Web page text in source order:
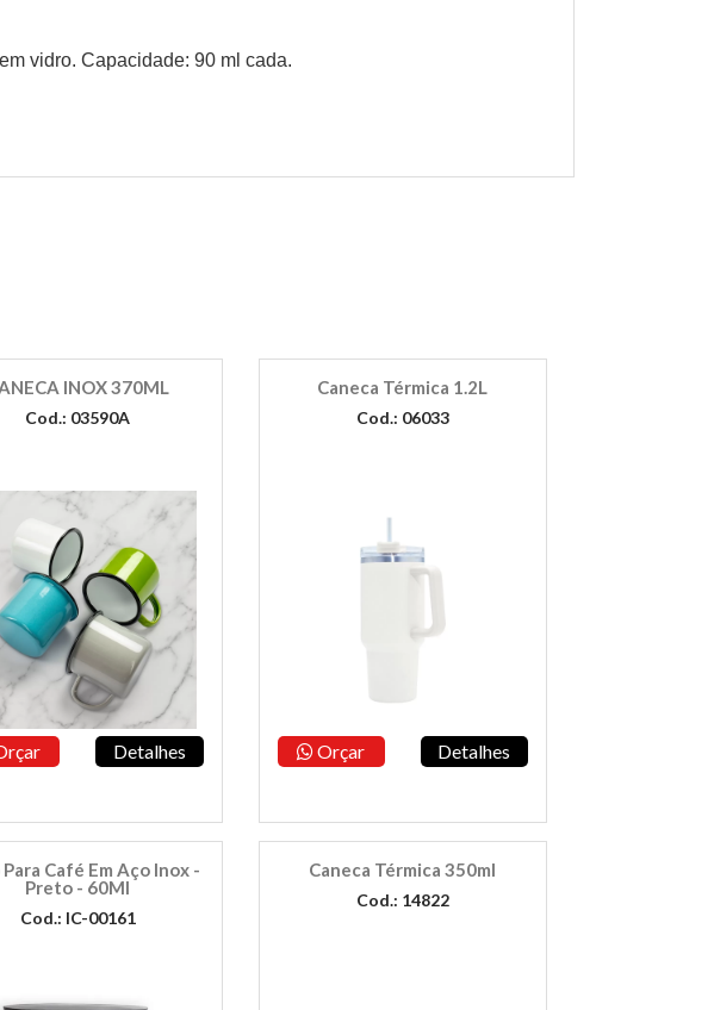
vidro. Capacidade: 90 ml cada.
INOX 370ML
Cod.: 03590A
Detalhes
Caneca Térmica 1.2L
Cod.: 06033
Orçar Detalhes
Café Em Aço Inox -
Preto - 60Ml
Cod.: IC-00161
Caneca Térmica 350ml
Cod.: 14822